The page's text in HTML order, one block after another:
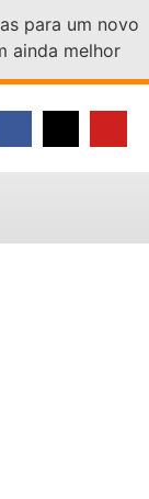
para um novo
ainda melhor